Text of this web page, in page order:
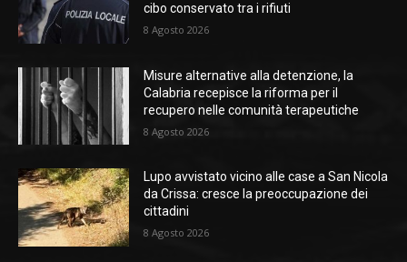
cibo conservato tra i rifiuti
8 Agosto 2026
Misure alternative alla detenzione, la
Calabria recepisce la riforma per il
recupero nelle comunità terapeutiche
8 Agosto 2026
Lupo avvistato vicino alle case a San Nicola
da Crissa: cresce la preoccupazione dei
cittadini
8 Agosto 2026